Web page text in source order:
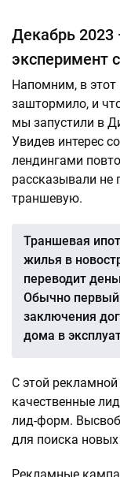
Декабрь 2023
эксперимент
Напомним, в
заштормило, и
мы запустили в
Увидев интерес
лендингами
рассказывали не
траншевую.
Траншевая
жилья в
переводит
Обычно первый
заключения
дома в
С этой
качественные
лид-форм.
для поиска